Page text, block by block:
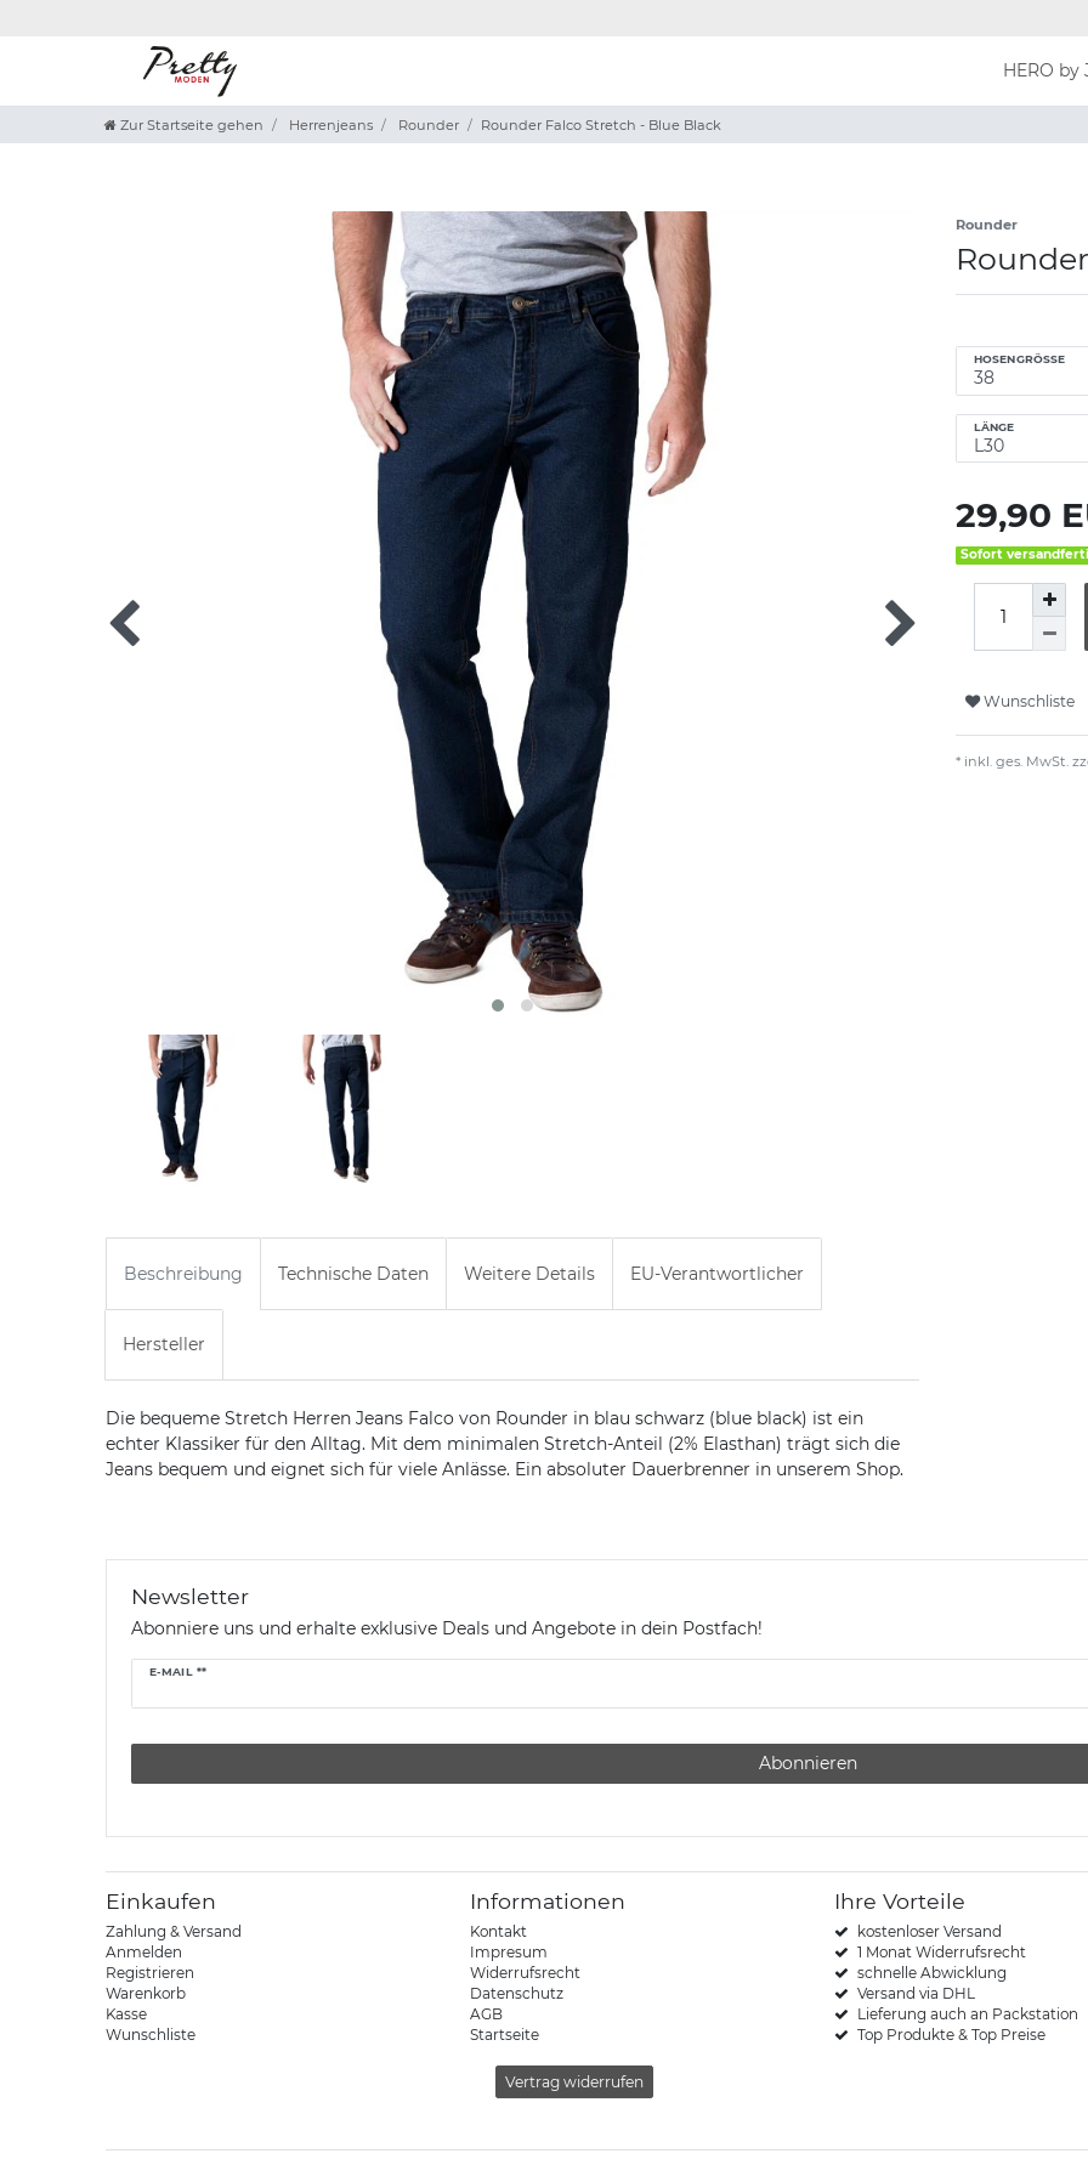
HERO by
Zur Startseite gehen Herrenjeans Rounder Rounder Falco Stretch - Blue Black
Rounder
HOSENGRÖSSE
LÄNGE
29,90
Sofort
Wunschliste
* inkl. ges. MwSt.
Beschreibung Technische Daten Weitere Details EU-Verantwortlicher
Hersteller
Die bequeme Stretch Herren Jeans Falco von Rounder in blau schwarz (blue black) ist ein
echter Klassiker für den Alltag. Mit dem minimalen Stretch-Anteil (2% Elasthan) trägt sich die
Jeans bequem und eignet sich für viele Anlässe. Ein absoluter Dauerbrenner in unserem Shop.
Newsletter
Abonniere uns und erhalte exklusive Deals und Angebote in dein Postfach!
E-MAIL **
Newsletter
Abonnieren
Einkaufen
Zahlung & Versand
Anmelden
Registrieren
Warenkorb
Kasse
Wunschliste
Informationen
Kontakt
Impresum
Widerrufsrecht
Datenschutz
AGB
Startseite
Vertrag widerrufen
Ihre Vorteile
kostenloser Versand
1 Monat Widerrufsrecht
schnelle Abwicklung
Versand via DHL
Lieferung auch an Packstation
Top Produkte & Top Preise